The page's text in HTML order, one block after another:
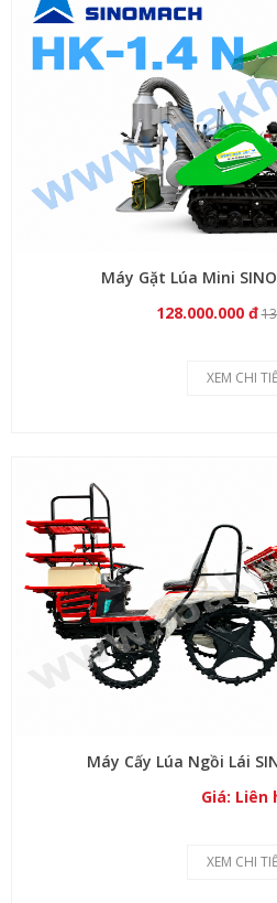
Máy Gặt Lúa Mini
128.000.000 đ
XEM CHI
Máy Cấy Lúa Ngồi Lái
Giá: Liên
XEM CHI